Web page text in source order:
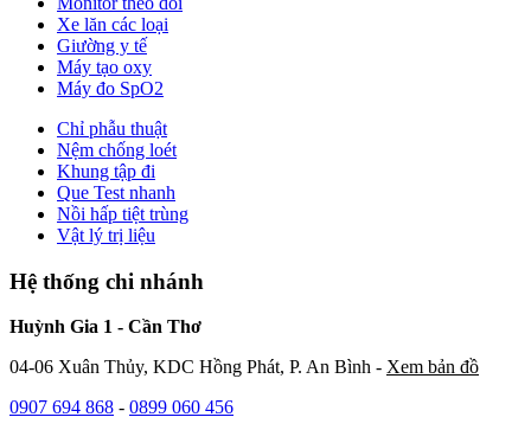
Xe lăn các loại
Giường y tế
Máy tạo oxy
Máy đo SpO2
Chỉ phẫu thuật
Nệm chống loét
Khung tập đi
Que Test nhanh
Nồi hấp tiệt trùng
Vật lý trị liệu
Hệ thống chi nhánh
Huỳnh Gia 1 - Cần Thơ
04-06 Xuân Thủy, KDC Hồng Phát, P. An Bình - Xem bản đồ
0907 694 868 - 0899 060 456